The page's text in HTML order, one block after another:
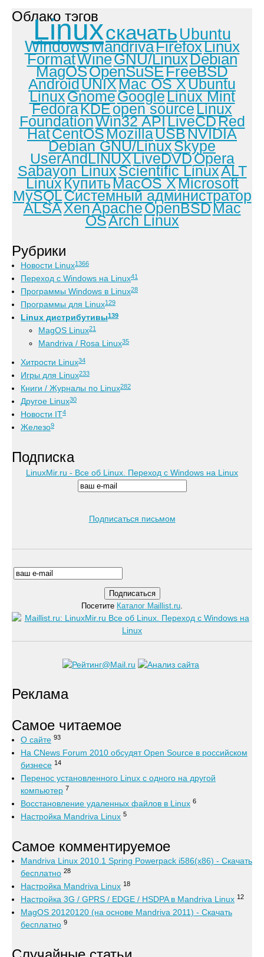
Облако тэгов
Linuxскачать Ubuntu
WindowsMandrivaFirefoxLinux
FormatWineGNU/LinuxDebian
MagOSOpenSuSEFreeBSD
AndroidUNIXMac OS XUbuntu
LinuxGnomeGoogleLinux Mint
FedoraKDEopen sourceLinux
FoundationWin32 APILiveCDRed
HatCentOSMozillaUSBNVIDIA
Debian GNU/LinuxSkype
UserAndLINUXLiveDVDOpera
Sabayon LinuxScientific LinuxALT
LinuxКупитьMacOS XMicrosoft
MySQLСистемный администратор
ALSAXenApacheOpenBSDMac
OSArch Linux
Рубрики
Новости Linux1366
Переход с Windows на Linux41
Программы Windows в Linux28
Программы для Linux129
Linux дистрибутивы139
MagOS Linux21
Mandriva / Rosa Linux35
Хитрости Linux34
Игры для Linux233
Книги / Журналы по Linux282
Другое Linux30
Новости IT4
Железо9
Подписка
LinuxMir.ru - Все об Linux. Переход с Windows на Linux
Подписаться письмом
Посетите Каталог Maillist.ru.
Реклама
Самое читаемое
О сайте 93
На CNews Forum 2010 обсудят Open Source в российском
бизнесе 14
Перенос установленного Linux с одного на другой
компьютер 7
Восстановление удаленных файлов в Linux 6
Настройка Mandriva Linux 5
Самое комментируемое
Mandriva Linux 2010.1 Spring Powerpack i586(x86) - Скачать
бесплатно 28
Настройка Mandriva Linux 18
Настройка 3G / GPRS / EDGE / HSDPA в Mandriva Linux 12
MagOS 20120120 (на основе Mandriva 2011) - Скачать
бесплатно 9